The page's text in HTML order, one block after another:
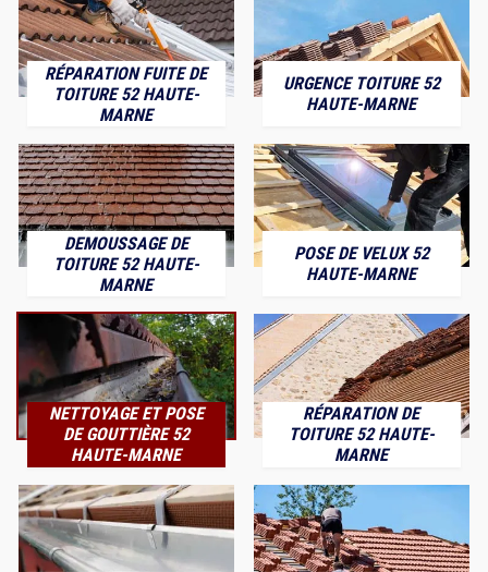
RÉPARATION FUITE DE
TOITURE 52 HAUTE-
MARNE
URGENCE TOITURE 52
HAUTE-MARNE
DEMOUSSAGE DE
TOITURE 52 HAUTE-
MARNE
POSE DE VELUX 52
HAUTE-MARNE
NETTOYAGE ET POSE
DE GOUTTIÈRE 52
HAUTE-MARNE
RÉPARATION DE
TOITURE 52 HAUTE-
MARNE